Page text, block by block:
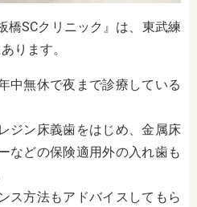
橋SCクリニック』は、東武練
ります。
中無休で夜まで診療している
ジン床義歯をはじめ、金属床
などの保険適用外の入れ歯も
ス方法もアドバイスしてもら